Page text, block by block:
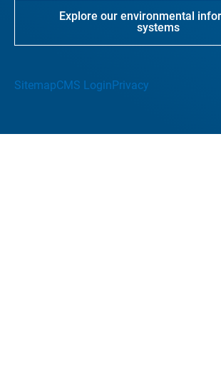
Explore our environmental
systems
SitemapCMS Login Privacy